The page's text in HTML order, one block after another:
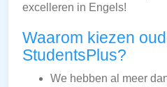
excelleren in Engels!
Waarom kiezen
StudentsPlus?
We hebben al meer